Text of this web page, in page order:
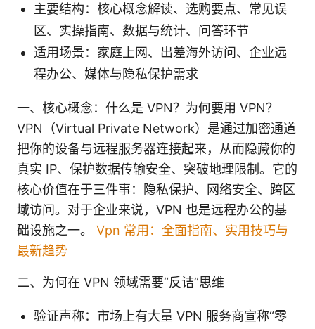
主要结构：核心概念解读、选购要点、常见误
区、实操指南、数据与统计、问答环节
适用场景：家庭上网、出差海外访问、企业远
程办公、媒体与隐私保护需求
一、核心概念：什么是 VPN？为何要用 VPN？
VPN（Virtual Private Network）是通过加密通道
把你的设备与远程服务器连接起来，从而隐藏你的
真实 IP、保护数据传输安全、突破地理限制。它的
核心价值在于三件事：隐私保护、网络安全、跨区
域访问。对于企业来说，VPN 也是远程办公的基
础设施之一。 Vpn 常用：全面指南、实用技巧与
最新趋势
二、为何在 VPN 领域需要“反诘”思维
验证声称：市场上有大量 VPN 服务商宣称“零